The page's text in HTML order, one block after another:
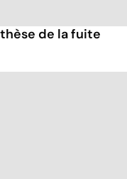
de la fuite